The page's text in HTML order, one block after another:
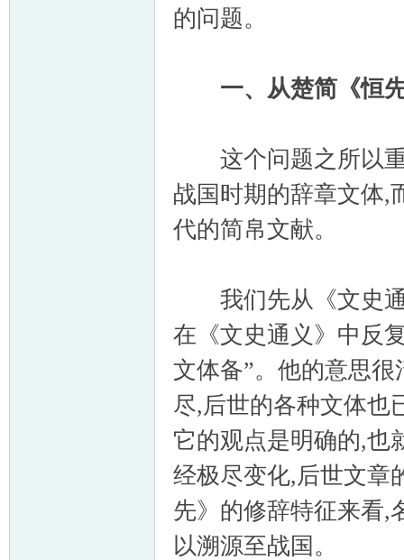
的问题。
一、从楚简《恒
这个问题之所以重
战国时期的辞章文体,
代的简帛文献。
我们先从《文史通
在《文史通义》中反
文体备”。他的意思
尽,后世的各种文体也
它的观点是明确的,也
经极尽变化,后世文章
先》的修辞特征来看,
以溯源至战国。